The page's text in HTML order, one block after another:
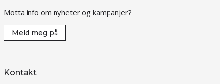
Motta info om nyheter og kampanjer?
Meld meg på
Kontakt